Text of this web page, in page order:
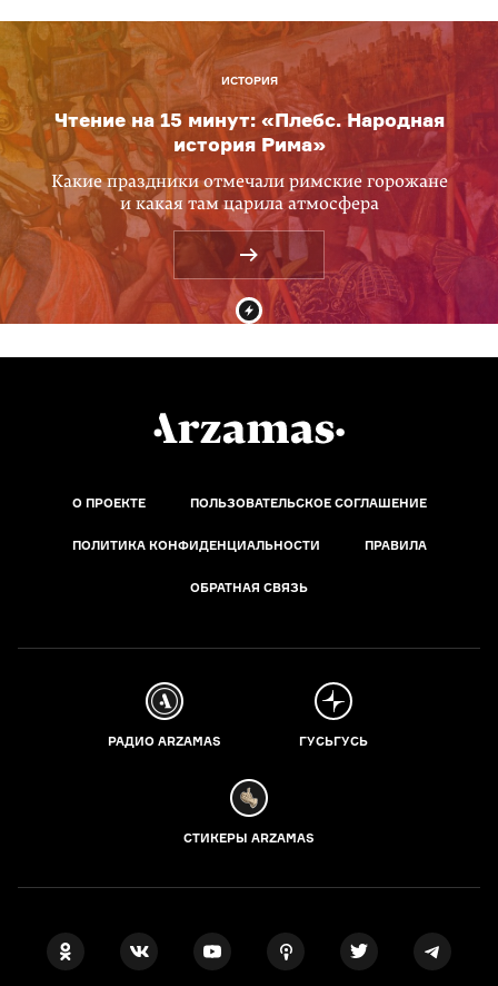
ИСТОРИЯ
Чтение на 15 минут: «Плебс. Народная
история Рима»
Какие праздники отмечали римские горожане
и какая там царила атмосфера
О ПРОЕКТЕ ПОЛЬЗОВАТЕЛЬСКОЕ СОГЛАШЕНИЕ
ПОЛИТИКА КОНФИДЕНЦИАЛЬНОСТИ ПРАВИЛА
ОБРАТНАЯ СВЯЗЬ
РАДИО ARZAMAS ГУСЬГУСЬ
СТИКЕРЫ ARZAMAS